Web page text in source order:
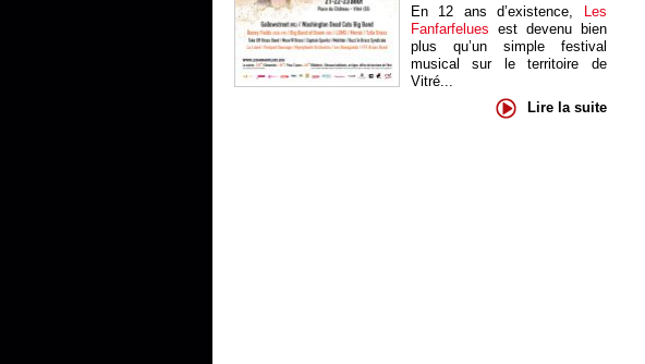
En 12 ans d’existence, Les
Fanfarfelues est devenu bien
plus qu’un simple festival
musical sur le territoire de
Vitré...
Lire la suite